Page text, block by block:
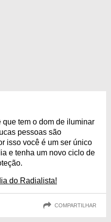
tem o dom de iluminar
pessoas são
isso você é um ser único
e tenha um novo ciclo de
do Radialista!
COMPARTILHAR